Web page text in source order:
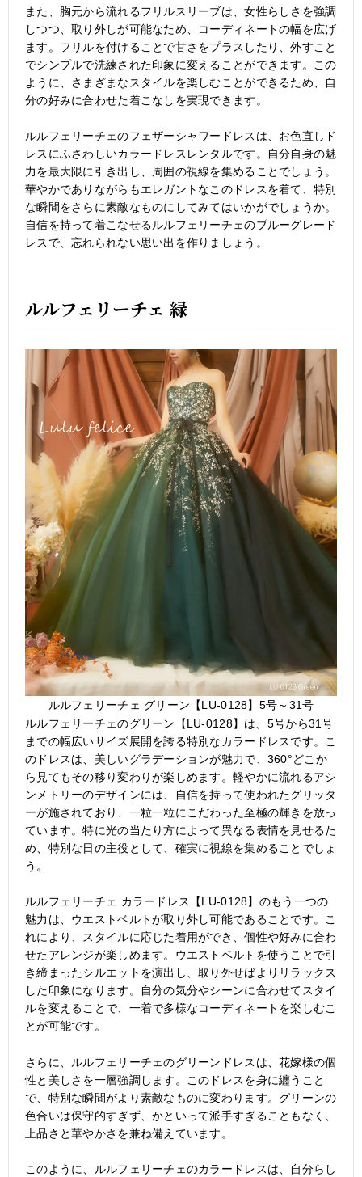
また、胸元から流れるフリルスリーブは、女性らしさを強調
しつつ、取り外しが可能なため、コーディネートの幅を広げ
ます。フリルを付けることで甘さをプラスしたり、外すこと
でシンプルで洗練された印象に変えることができます。この
ように、さまざまなスタイルを楽しむことができるため、自
分の好みに合わせた着こなしを実現できます。
ルルフェリーチェのフェザーシャワードレスは、お色直しド
レスにふさわしいカラードレスレンタルです。自分自身の魅
力を最大限に引き出し、周囲の視線を集めることでしょう。
華やかでありながらもエレガントなこのドレスを着て、特別
な瞬間をさらに素敵なものにしてみてはいかがでしょうか。
自信を持って着こなせるルルフェリーチェのブルーグレード
レスで、忘れられない思い出を作りましょう。
ルルフェリーチェ 緑
ルルフェリーチェ グリーン【LU-0128】5号～31号
ルルフェリーチェのグリーン【LU-0128】は、5号から31号
までの幅広いサイズ展開を誇る特別なカラードレスです。こ
のドレスは、美しいグラデーションが魅力で、360°どこか
ら見てもその移り変わりが楽しめます。軽やかに流れるアシ
ンメトリーのデザインには、自信を持って使われたグリッタ
ーが施されており、一粒一粒にこだわった至極の輝きを放っ
ています。特に光の当たり方によって異なる表情を見せるた
め、特別な日の主役として、確実に視線を集めることでしょ
う。
ルルフェリーチェ カラードレス【LU-0128】のもう一つの
魅力は、ウエストベルトが取り外し可能であることです。こ
れにより、スタイルに応じた着用ができ、個性や好みに合わ
せたアレンジが楽しめます。ウエストベルトを使うことで引
き締まったシルエットを演出し、取り外せばよりリラックス
した印象になります。自分の気分やシーンに合わせてスタイ
ルを変えることで、一着で多様なコーディネートを楽しむこ
とが可能です。
さらに、ルルフェリーチェのグリーンドレスは、花嫁様の個
性と美しさを一層強調します。このドレスを身に纏うこと
で、特別な瞬間がより素敵なものに変わります。グリーンの
色合いは保守的すぎず、かといって派手すぎることもなく、
上品さと華やかさを兼ね備えています。
このように、ルルフェリーチェのカラードレスは、自分らし